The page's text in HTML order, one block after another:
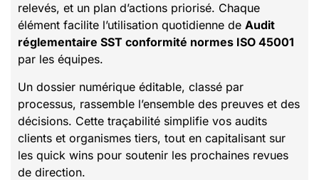
relevés, et un plan d’actions priorisé. Chaque
élément facilite l’utilisation quotidienne de Audit
réglementaire SST conformité normes ISO 45001
par les équipes.
Un dossier numérique éditable, classé par
processus, rassemble l’ensemble des preuves et des
décisions. Cette traçabilité simplifie vos audits
clients et organismes tiers, tout en capitalisant sur
les quick wins pour soutenir les prochaines revues
de direction.